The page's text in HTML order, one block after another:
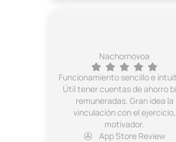
Nachornovoa
Funcionamiento sencillo e
Útil tener cuentas de ahorro
remuneradas. Gran idea la
vinculación con el ejercicio,
motivador.
App Store Review